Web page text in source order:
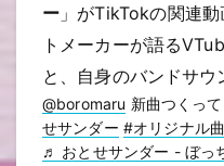
ー 」がTikTokの関連
トメーカーが語る
と、自身のバンドサウ
@boromaru 新曲つくっ
せサンダー #オリジナル曲
♬ おとせサンダー - ぼっ